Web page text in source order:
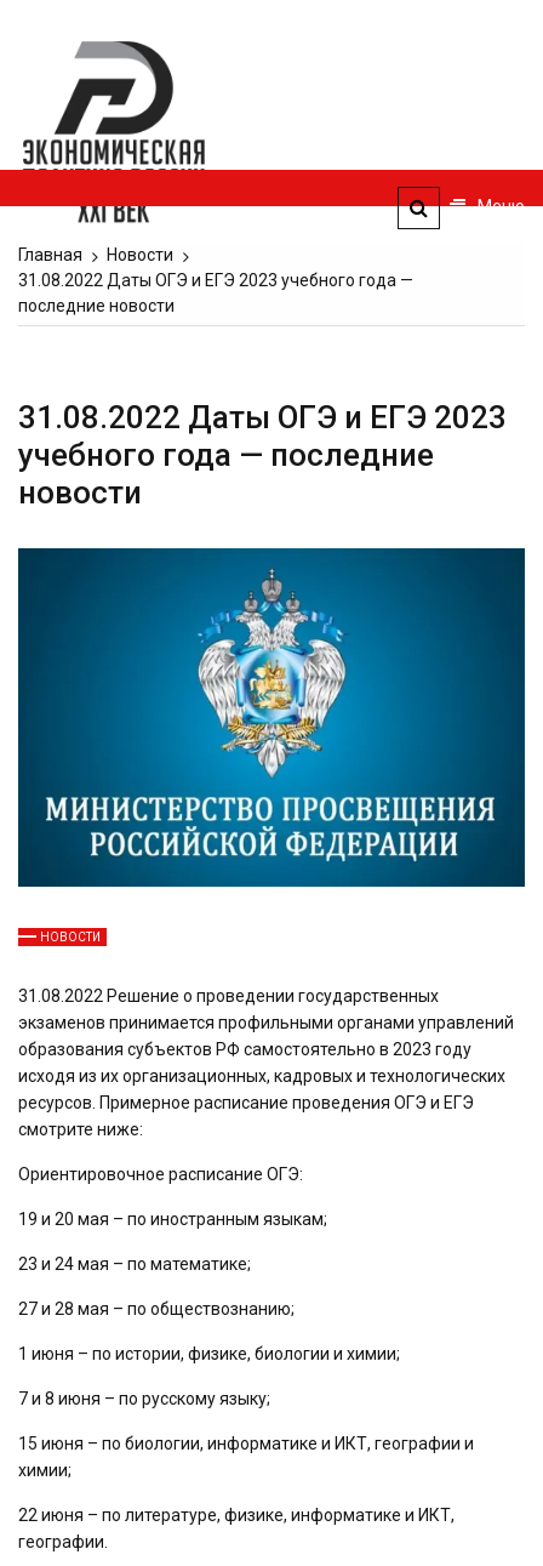
содержимому
век
Меню
Главная
Новости
31.08.2022 Даты ОГЭ и ЕГЭ 2023 учебного года —
последние новости
31.08.2022 Даты ОГЭ и ЕГЭ 2023
учебного года — последние
новости
НОВОСТИ
31.08.2022 Решение о проведении государственных
экзаменов принимается профильными органами управлений
образования субъектов РФ самостоятельно в 2023 году
исходя из их организационных, кадровых и технологических
ресурсов. Примерное расписание проведения ОГЭ и ЕГЭ
смотрите ниже:
Ориентировочное расписание ОГЭ:
19 и 20 мая – по иностранным языкам;
23 и 24 мая – по математике;
27 и 28 мая – по обществознанию;
1 июня – по истории, физике, биологии и химии;
7 и 8 июня – по русскому языку;
15 июня – по биологии, информатике и ИКТ, географии и
химии;
22 июня – по литературе, физике, информатике и ИКТ,
географии.